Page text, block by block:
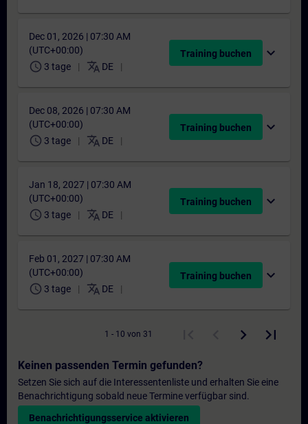
Dec 01, 2026 | 07:30 AM
(UTC+00:00)
schedule 3 tage translate DE
Training buchen expand_more
Dec 08, 2026 | 07:30 AM
(UTC+00:00)
schedule 3 tage translate DE
Training buchen expand_more
Jan 18, 2027 | 07:30 AM
(UTC+00:00)
schedule 3 tage translate DE
Training buchen expand_more
Feb 01, 2027 | 07:30 AM
(UTC+00:00)
schedule 3 tage translate DE
Training buchen expand_more
1 - 10 von 31
Keinen passenden Termin gefunden?
Setzen Sie sich auf die Interessentenliste und erhalten Sie eine
Benachrichtigung sobald neue Termine verfügbar sind.
Benachrichtigungsservice aktivieren